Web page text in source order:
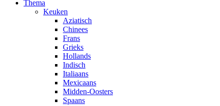
Thema
Keuken
Aziatisch
Chinees
Frans
Grieks
Hollands
Indisch
Italiaans
Mexicaans
Midden-Oosters
Spaans